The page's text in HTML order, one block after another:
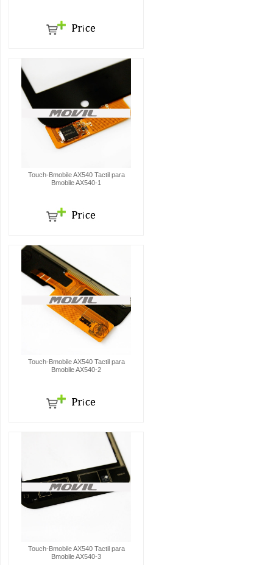
Touch-Bmobile AX540 Tactil para
Bmobile AX540-1
Touch-Bmobile AX540 Tactil para
Bmobile AX540-2
Touch-Bmobile AX540 Tactil para
Bmobile AX540-3